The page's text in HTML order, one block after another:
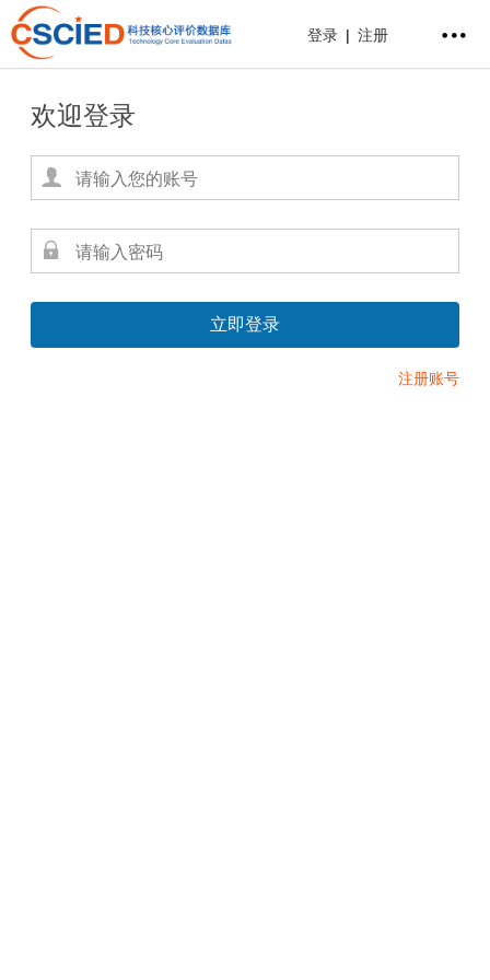
登录 | 注册
欢迎登录
注册账号